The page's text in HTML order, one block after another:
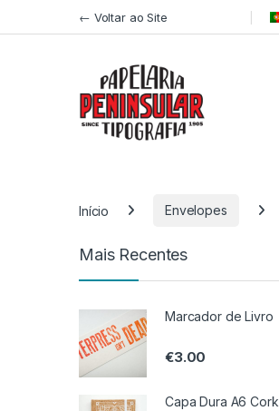
← Voltar ao Site
Início Envelopes
Mais Recentes
Marcador de Livro
€3.00
Capa Dura A6 Cork